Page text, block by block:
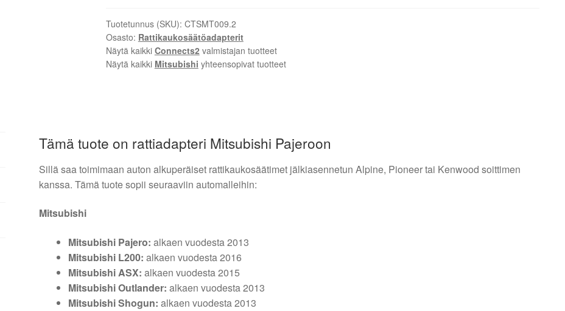
Tuotetunnus (SKU): CTSMT009.2
Osasto: Rattikaukosäätöadapterit
Näytä kaikki Connects2valmistajan tuotteet
Näytä kaikki Mitsubishi yhteensopivat tuotteet
Tämä tuote on rattiadapteri Mitsubishi Pajeroon
Sillä saa toimimaan auton alkuperäiset rattikaukosäätimet jälkiasennetun Alpine, Pioneer tai Kenwood soittimen
kanssa. Tämä tuote sopii seuraaviin automalleihin:
Mitsubishi
Mitsubishi Pajero: alkaen vuodesta 2013
Mitsubishi L200: alkaen vuodesta 2016
Mitsubishi ASX: alkaen vuodesta 2015
Mitsubishi Outlander: alkaen vuodesta 2013
Mitsubishi Shogun: alkaen vuodesta 2013